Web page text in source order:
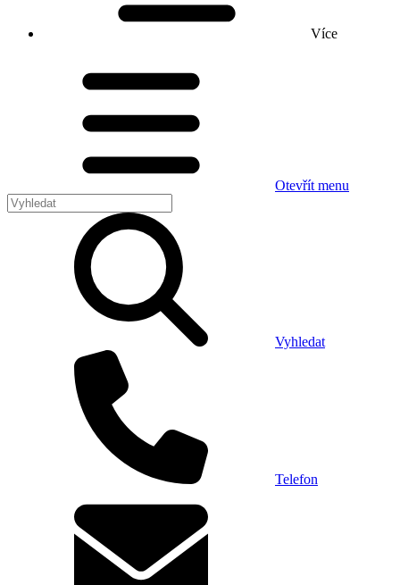
Více
Otevřít menu
Vyhledat
Telefon